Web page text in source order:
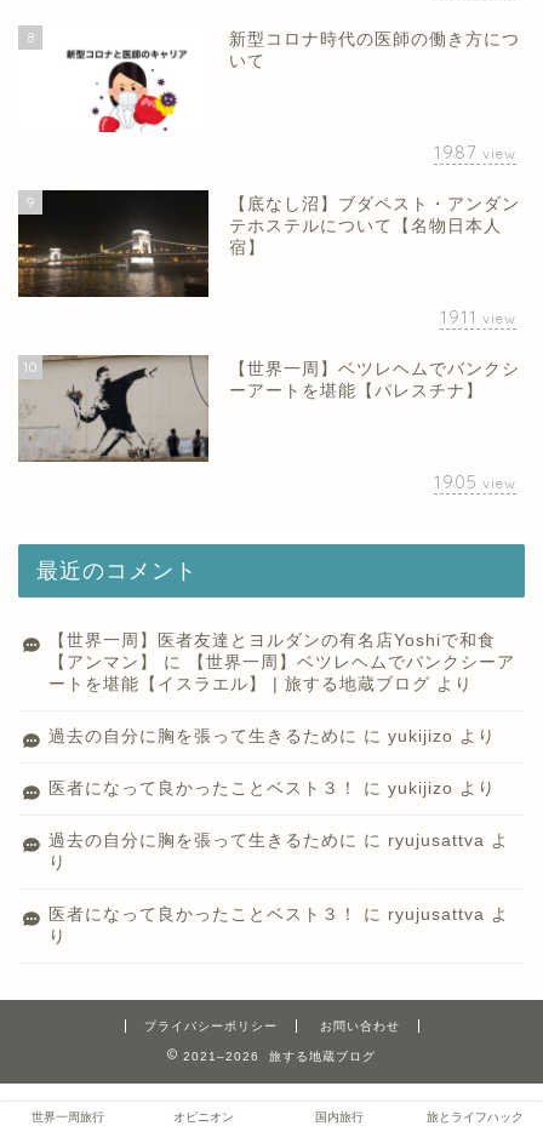
8
新型コロナ時代の医師の働き方につ
いて
1987 view
9
【底なし沼】ブダペスト・アンダン
テホステルについて【名物日本人
宿】
1911 view
10
【世界一周】ベツレヘムでバンクシ
ーアートを堪能【パレスチナ】
1905 view
最近のコメント
【世界一周】医者友達とヨルダンの有名店Yoshiで和食
【アンマン】
に
【世界一周】ベツレヘムでバンクシーア
ートを堪能【イスラエル】 | 旅する地蔵ブログ より
過去の自分に胸を張って生きるために に yukijizo より
医者になって良かったことベスト３！ に yukijizo より
過去の自分に胸を張って生きるために に ryujusattva よ
り
医者になって良かったことベスト３！ に ryujusattva よ
り
プライバシーポリシー お問い合わせ
2021–2026 旅する地蔵ブログ
世界一周旅行 オピニオン 国内旅行 旅とライフハック